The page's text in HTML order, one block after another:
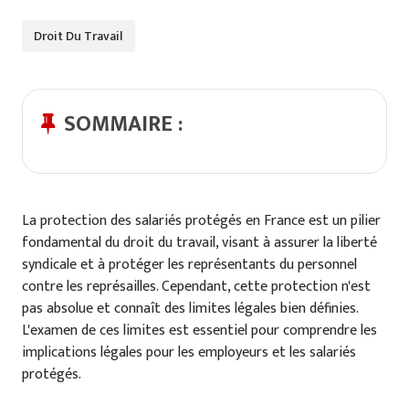
Droit Du Travail
SOMMAIRE :
La protection des salariés protégés en France est un pilier
fondamental du droit du travail, visant à assurer la liberté
syndicale et à protéger les représentants du personnel
contre les représailles. Cependant, cette protection n'est
pas absolue et connaît des limites légales bien définies.
L'examen de ces limites est essentiel pour comprendre les
implications légales pour les employeurs et les salariés
protégés.